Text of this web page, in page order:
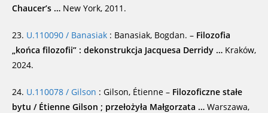
Chaucer’s … New York, 2011.
23. U.110090 / Banasiak : Banasiak, Bogdan. – Filozofia
„końca filozofii” : dekonstrukcja Jacquesa Derridy … Kraków,
2024.
24. U.110078 / Gilson : Gilson, Étienne – Filozoficzne stałe
bytu / Étienne Gilson ; przełożyła Małgorzata … Warszawa,